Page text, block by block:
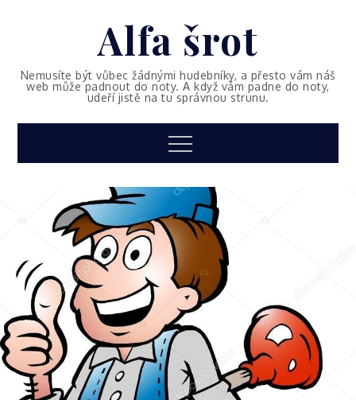
Alfa šrot
Nemusíte být vůbec žádnými hudebníky, a přesto vám náš
web může padnout do noty. A když vám padne do noty,
udeří jistě na tu správnou strunu.
Menu